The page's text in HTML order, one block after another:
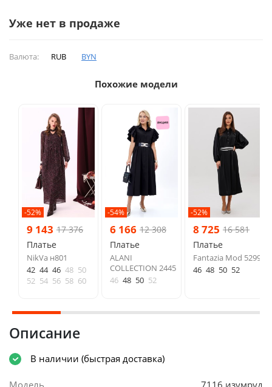
Уже нет в продаже
Валюта: RUB BYN
Похожие модели
-52%
9 143 17 376
Платье
NikVa н801
42 44 46 48 50
52 54 56 58 60
-54%
6 166 12 308
Платье
ALANI
COLLECTION 2445
46 48 50 52
-52%
8 725 16 581
Платье
Fantazia Mod 5299
46 48 50 52
Описание
В наличии (быстрая доставка)
Модель
7116 изумруд